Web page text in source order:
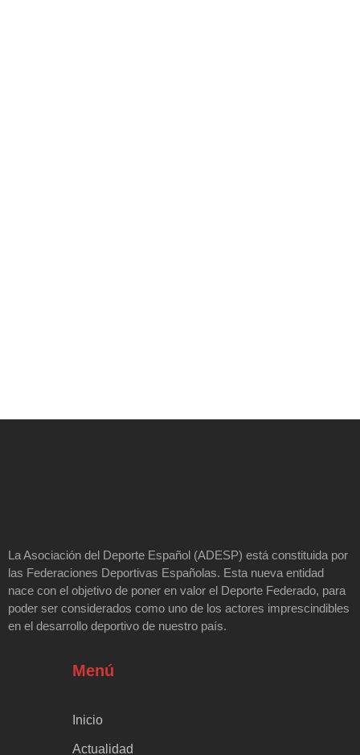
La Asociación del Deporte Español (ADESP) está constituida por
las Federaciones Deportivas Españolas. Esta nueva entidad
nace con el objetivo de poner en valor el Deporte Federado, para
poder ser considerados como uno de los actores imprescindibles
en el desarrollo deportivo de nuestro país.
Menú
Inicio
Actualidad